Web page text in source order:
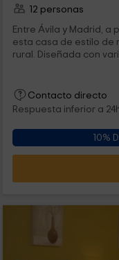
12 personas
Entre Ávila y Madrid, a
esta casa de estilo de
rural. Diseñada con
Contacto directo
Respuesta inferior a
10%